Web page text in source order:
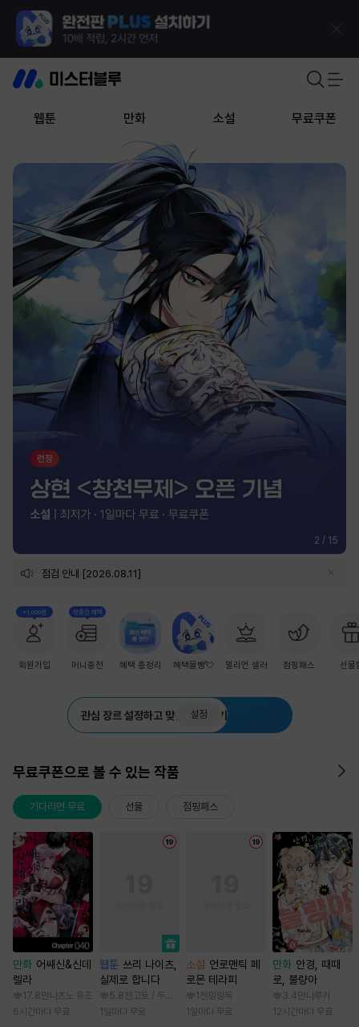
웹툰 만화 소설 무료쿠폰
2 / 15
점검 안내 [2026.08.11]
+1,000원
회원가입
첫충전 혜택
머니충전 혜택 총정리 혜택몰빵💘 밀리언 셀러 점핑패스 선물
관심 장르 설정하고 맞춤 추천 받기
설정
무료쿠폰으로 볼 수 있는 작품
기다리면 무료 선물 점핑패스
만화 어쌔신&신데
렐라
17.8만 나츠노 유조
6시간마다 무료
웹툰 쓰리 나이츠,
실제로 합니다
5.8천 고토 / 두나래
1일마다 무료
소설 언로맨틱 페
로몬 테라피
1천 망랑독
1일마다 무료
만화 안경, 때때
로, 불량아
3.4만 나루키
12시간마다 무료